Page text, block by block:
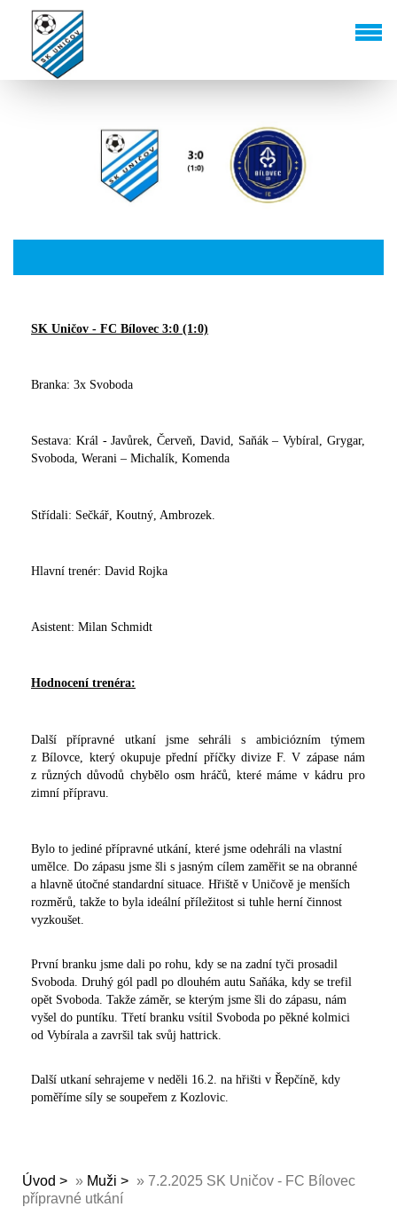
SK Uničov - FC Bílovec 3:0 (1:0)
Branka: 3x Svoboda
Sestava: Král - Javůrek, Červeň, David, Saňák – Vybíral, Grygar,
Svoboda, Werani – Michalík, Komenda
Střídali: Sečkář, Koutný, Ambrozek.
Hlavní trenér: David Rojka
Asistent: Milan Schmidt
Hodnocení trenéra:
Další přípravné utkaní jsme sehráli s ambiciózním týmem
z Bílovce, který okupuje přední příčky divize F. V zápase nám
z různých důvodů chybělo osm hráčů, které máme v kádru pro
zimní přípravu.
Bylo to jediné přípravné utkání, které jsme odehráli na vlastní
umělce. Do zápasu jsme šli s jasným cílem zaměřit se na obranné
a hlavně útočné standardní situace. Hřiště v Uničově je menších
rozměrů, takže to byla ideální příležitost si tuhle herní činnost
vyzkoušet.
První branku jsme dali po rohu, kdy se na zadní tyči prosadil
Svoboda. Druhý gól padl po dlouhém autu Saňáka, kdy se trefil
opět Svoboda. Takže záměr, se kterým jsme šli do zápasu, nám
vyšel do puntíku. Třetí branku vsítil Svoboda po pěkné kolmici
od Vybírala a završil tak svůj hattrick.
Další utkaní sehrajeme v neděli 16.2. na hřišti v Řepčíně, kdy
poměříme síly se soupeřem z Kozlovic.
Úvod » Muži » 7.2.2025 SK Uničov - FC Bílovec
přípravné utkání